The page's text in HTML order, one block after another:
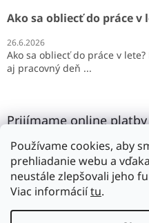
Používame cookies, aby
prehliadanie webu a
neustále zlepšovali jeho
Viac informáciítu.
Ako sa obliecť do práce
26.6.2026
Ako sa obliecť do práce v
aj pracovný deň ...
Prijímame online platby